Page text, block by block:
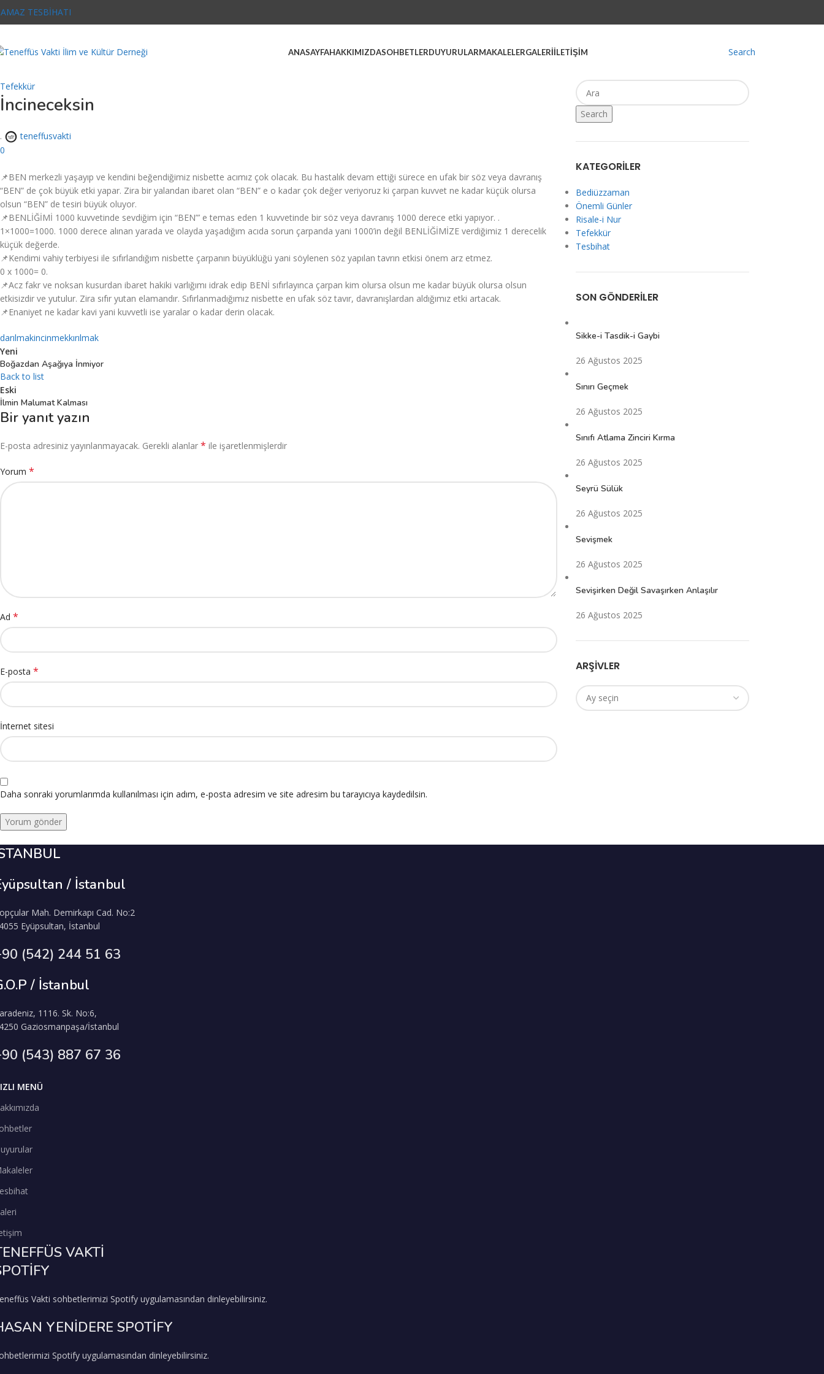
TESBİHATI
ANASAYFAHAKKIMIZDASOHBETLERDUYURULARMAKALELERGALERİİLETİŞİM Search
Tefekkür
İncineceksin
.
teneffusvakti
0
📌BEN merkezli yaşayıp ve kendini beğendiğimiz nisbette acımız çok olacak. Bu hastalık devam ettiği sürece en ufak bir söz veya davranış
“BEN” de çok büyük etki yapar. Zira bir yalandan ibaret olan “BEN” e o kadar çok değer veriyoruz ki çarpan kuvvet ne kadar küçük olursa
olsun “BEN” de tesiri büyük oluyor.
📌BENLİĞİMİ 1000 kuvvetinde sevdiğim için “BEN”’ e temas eden 1 kuvvetinde bir söz veya davranış 1000 derece etki yapıyor. .
1×1000=1000. 1000 derece alınan yarada ve olayda yaşadığım acıda sorun çarpanda yani 1000’in değil BENLİĞİMİZE verdiğimiz 1 derecelik
küçük değerde.
📌Kendimi vahiy terbiyesi ile sıfırlandığım nisbette çarpanın büyüklüğü yani söylenen söz yapılan tavrın etkisi önem arz etmez.
0 x 1000= 0.
📌Acz fakr ve noksan kusurdan ibaret hakiki varlığımı idrak edip BENİ sıfırlayınca çarpan kim olursa olsun me kadar büyük olursa olsun
etkisizdir ve yutulur. Zira sıfır yutan elamandır. Sıfırlanmadığımız nisbette en ufak söz tavır, davranışlardan aldığımız etki artacak.
📌Enaniyet ne kadar kavi yani kuvvetli ise yaralar o kadar derin olacak.
darılmakincinmekkırılmak
Yeni
Boğazdan Aşağıya İnmiyor
Back to list
Eski
İlmin Malumat Kalması
Bir yanıt yazın
E-posta adresiniz yayınlanmayacak. Gerekli alanlar * ile işaretlenmişlerdir
Yorum *
Ad *
E-posta *
İnternet sitesi
Daha sonraki yorumlarımda kullanılması için adım, e-posta adresim ve site adresim bu tarayıcıya kaydedilsin.
Search
KATEGORILER
Bediüzzaman
Önemli Günler
Risale-i Nur
Tefekkür
Tesbihat
SON GÖNDERILER
Sikke-i Tasdik-i Gaybi
26 Ağustos 2025
Sınırı Geçmek
26 Ağustos 2025
Sınıfı Atlama Zinciri Kırma
26 Ağustos 2025
Seyrü Sülük
26 Ağustos 2025
Sevişmek
26 Ağustos 2025
Sevişirken Değil Savaşırken Anlaşılır
26 Ağustos 2025
ARŞIVLER
/ İstanbul
Mah. Demirkapı Cad. No:2
Eyüpsultan, İstanbul
(542) 244 51 63
/ İstanbul
1116. Sk. No:6,
Gaziosmanpaşa/İstanbul
(543) 887 67 36
MENÜ
VAKTİ
Vakti sohbetlerimizi Spotify uygulamasından dinleyebilirsiniz.
YENİDERE SPOTİFY
Spotify uygulamasından dinleyebilirsiniz.